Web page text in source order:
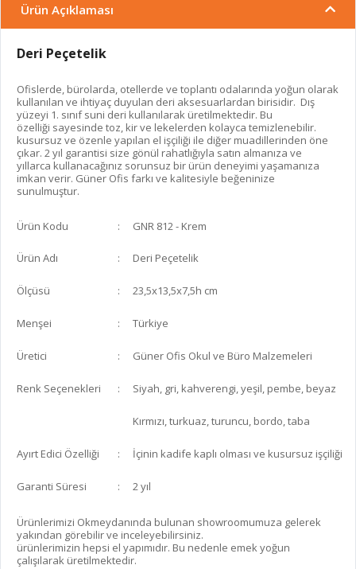
Ürün Açıklaması
Deri Peçetelik
Ofislerde, bürolarda, otellerde ve toplantı odalarında yoğun olarak
kullanılan ve ihtiyaç duyulan deri aksesuarlardan birisidir. Dış
yüzeyi 1. sınıf suni deri kullanılarak üretilmektedir. Bu
özelliği sayesinde toz, kir ve lekelerden kolayca temizlenebilir.
kusursuz ve özenle yapılan el işçiliği ile diğer muadillerinden öne
çıkar. 2 yıl garantisi size gönül rahatlığıyla satın almanıza ve
yıllarca kullanacağınız sorunsuz bir ürün deneyimi yaşamanıza
imkan verir. Güner Ofis farkı ve kalitesiyle beğeninize
sunulmuştur.
Ürün Kodu : GNR 812 - Krem
Ürün Adı : Deri Peçetelik
Ölçüsü : 23,5x13,5x7,5h cm
Menşei : Türkiye
Üretici : Güner Ofis Okul ve Büro Malzemeleri
Renk Seçenekleri : Siyah, gri, kahverengi, yeşil, pembe, beyaz
Kırmızı, turkuaz, turuncu, bordo, taba
Ayırt Edici Özelliği : İçinin kadife kaplı olması ve kusursuz işçiliği
Garanti Süresi : 2 yıl
Ürünlerimizi Okmeydanında bulunan showroomumuza gelerek
yakından görebilir ve inceleyebilirsiniz.
ürünlerimizin hepsi el yapımıdır. Bu nedenle emek yoğun
çalışılarak üretilmektedir.